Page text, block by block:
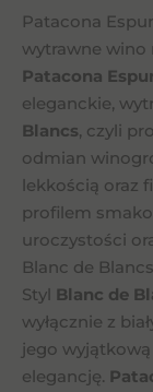
Patacona
wytrawne wino
Patacona
eleganckie,
Blancs, czyli
odmian
lekkością oraz
profilem
uroczystości
Blanc de
Styl Blanc de
wyłącznie z
jego
elegancję.